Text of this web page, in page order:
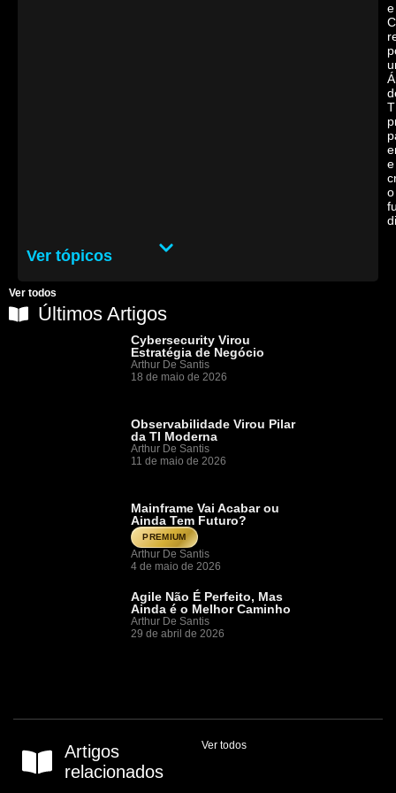
e
e
o
Ver tópicos
Últimos Artigos
Ver todos
Cybersecurity Virou
Estratégia de Negócio
Arthur De Santis
18 de maio de 2026
Observabilidade Virou Pilar
da TI Moderna
Arthur De Santis
11 de maio de 2026
Mainframe Vai Acabar ou
Ainda Tem Futuro?
PREMIUM
Arthur De Santis
4 de maio de 2026
Agile Não É Perfeito, Mas
Ainda é o Melhor Caminho
Arthur De Santis
29 de abril de 2026
Artigos
relacionados
Ver todos